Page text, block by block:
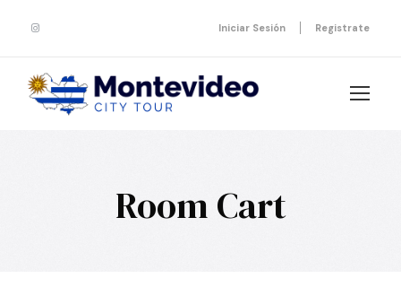
Iniciar Sesión Registrate
Room Cart